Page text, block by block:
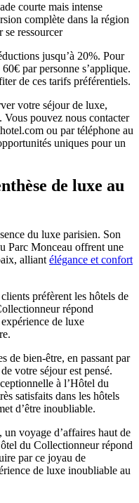
courte mais intense
complète dans la région
se ressourcer
jusqu’à 20%. Pour
par personne s’applique.
de ces tarifs préférentiels.
votre séjour de luxe,
Vous pouvez nous contacter
ou par téléphone au
uniques pour un
de luxe au
du luxe parisien. Son
Parc Monceau offrent une
alliant élégance et confort
préfèrent les hôtels de
répond
de luxe
de bien-être, en passant par
votre séjour est pensé.
à l’Hôtel du
satisfaits dans les hôtels
d’être inoubliable.
voyage d’affaires haut de
du Collectionneur répond
par ce joyau de
de luxe inoubliable au